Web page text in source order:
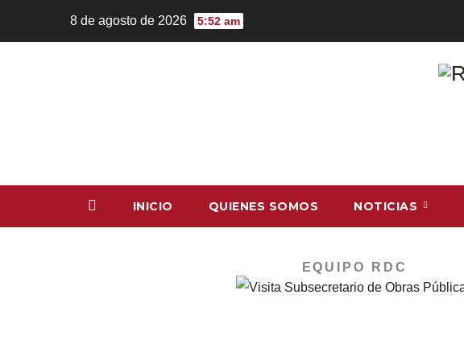
8 de agosto de 2026 5:52 am
INICIO QUIENES SOMOS NOTICIAS
EQUIPO RDC